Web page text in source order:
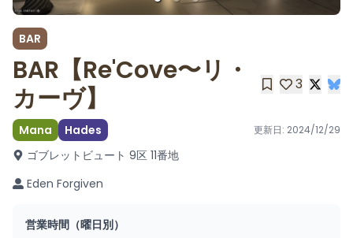
BAR
BAR【Re'Cove〜リ・
カーヴ】
3
Mana Hades 更新日: 2024/12/29
ゴブレットビュート 9区 11番地
Eden Forgiven
営業時間（曜日別）